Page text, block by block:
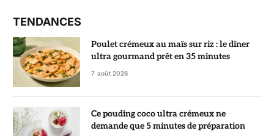
TENDANCES
Poulet crémeux au maïs sur riz : le dîner
ultra gourmand prêt en 35 minutes
7 août 2026
Ce pouding coco ultra crémeux ne
demande que 5 minutes de préparation